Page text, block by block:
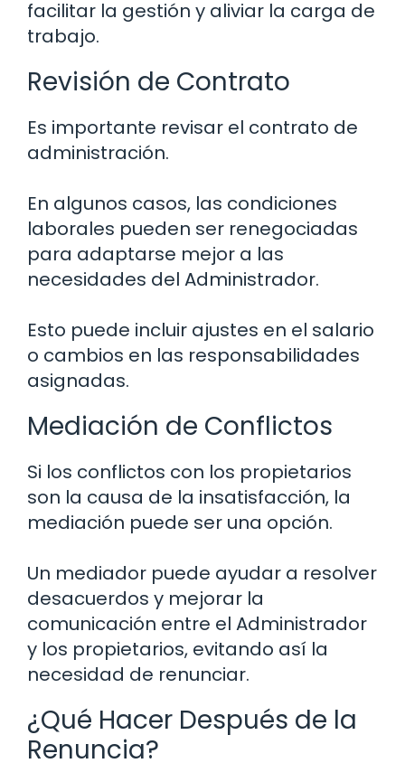
facilitar la gestión y aliviar la carga de
trabajo.
Revisión de Contrato
Es importante revisar el contrato de
administración.
En algunos casos, las condiciones
laborales pueden ser renegociadas
para adaptarse mejor a las
necesidades del Administrador.
Esto puede incluir ajustes en el salario
o cambios en las responsabilidades
asignadas.
Mediación de Conflictos
Si los conflictos con los propietarios
son la causa de la insatisfacción, la
mediación puede ser una opción.
Un mediador puede ayudar a resolver
desacuerdos y mejorar la
comunicación entre el Administrador
y los propietarios, evitando así la
necesidad de renunciar.
¿Qué Hacer Después de la
Renuncia?